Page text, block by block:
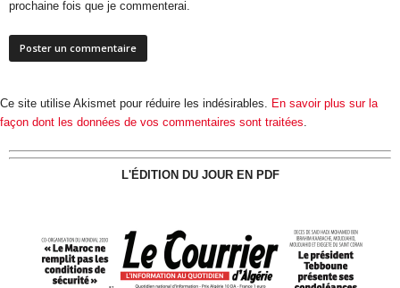
prochaine fois que je commenterai.
Ce site utilise Akismet pour réduire les indésirables. En savoir plus sur la
façon dont les données de vos commentaires sont traitées
L'ÉDITION DU JOUR EN PDF